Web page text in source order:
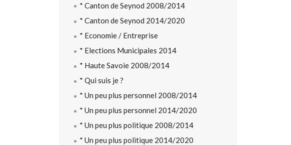
* Canton de Seynod 2008/2014
* Canton de Seynod 2014/2020
* Economie / Entreprise
* Elections Municipales 2014
* Haute Savoie 2008/2014
* Qui suis je ?
* Un peu plus personnel 2008/2014
* Un peu plus personnel 2014/2020
* Un peu plus politique 2008/2014
* Un peu plus politique 2014/2020